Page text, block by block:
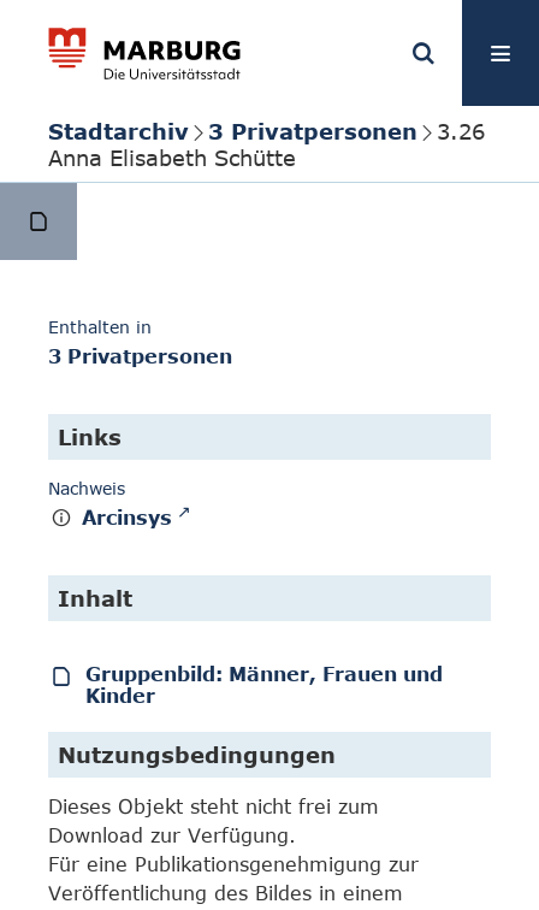
Stadtarchiv 3 Privatpersonen
3.26
Anna Elisabeth Schütte
Enthalten in
3 Privatpersonen
Links
Nachweis
Arcinsys
Inhalt
Gruppenbild: Männer, Frauen und
Kinder
Nutzungsbedingungen
Dieses Objekt steht nicht frei zum
Download zur Verfügung.
Für eine Publikationsgenehmigung zur
Veröffentlichung des Bildes in einem